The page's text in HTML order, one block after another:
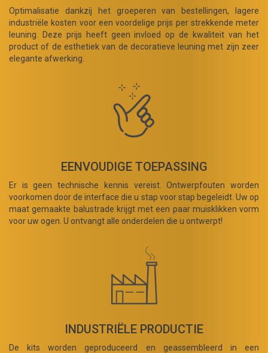
Optimalisatie dankzij het groeperen van bestellingen, lagere
industriële kosten voor een voordelige prijs per strekkende meter
leuning. Deze prijs heeft geen invloed op de kwaliteit van het
product of de esthetiek van de decoratieve leuning met zijn zeer
elegante afwerking.
EENVOUDIGE TOEPASSING
Er is geen technische kennis vereist. Ontwerpfouten worden
voorkomen door de interface die u stap voor stap begeleidt. Uw op
maat gemaakte balustrade krijgt met een paar muisklikken vorm
voor uw ogen. U ontvangt alle onderdelen die u ontwerpt!
INDUSTRIËLE PRODUCTIE
De kits worden geproduceerd en geassembleerd in een